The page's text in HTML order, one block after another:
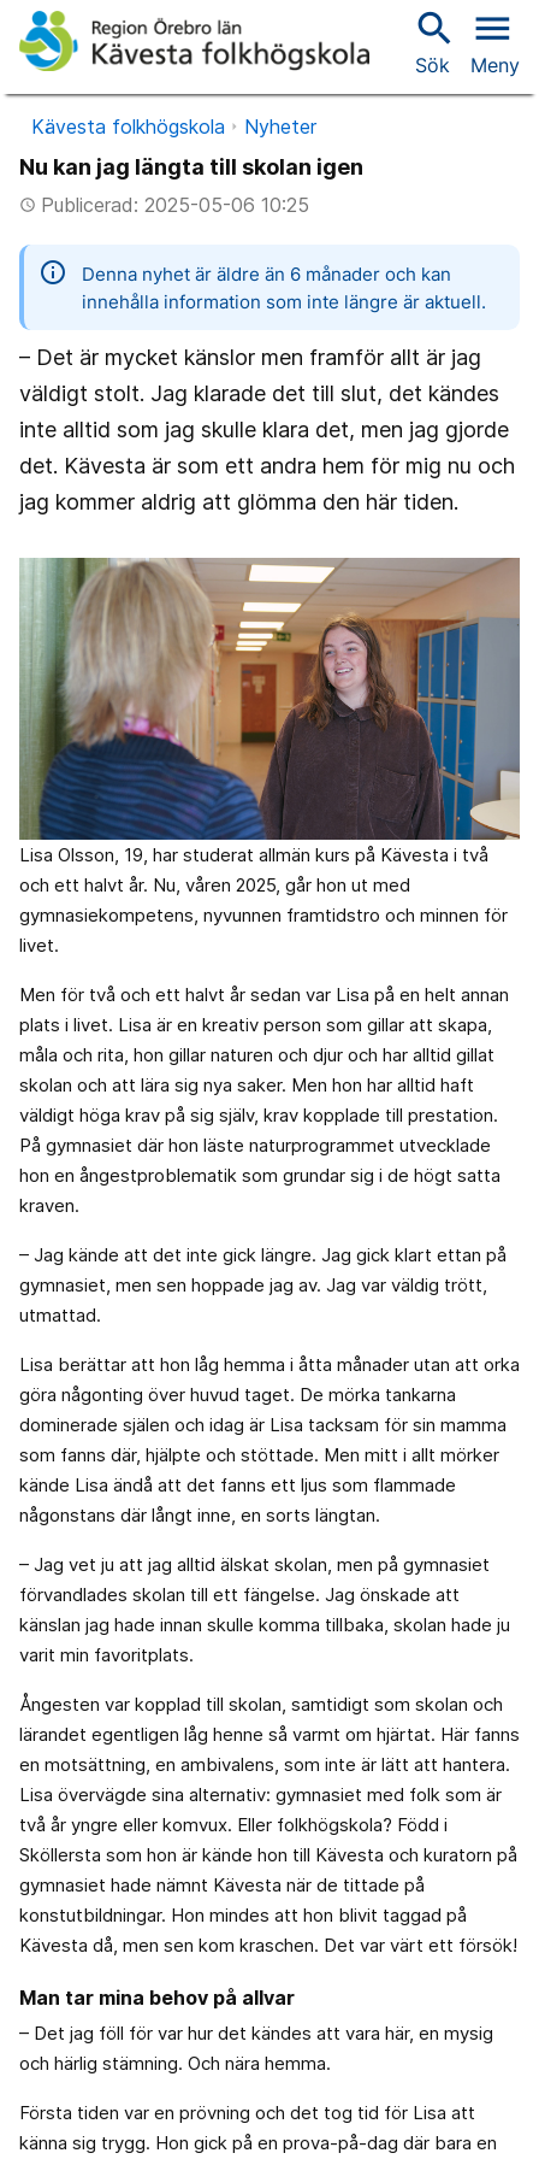
search
Sök
menu
Meny
Kävesta folkhögskola Nyheter
Nu kan jag längta till skolan igen
access_timePublicerad: 2025-05-06 10:25
information
Denna nyhet är äldre än 6 månader och kan
innehålla information som inte längre är aktuell.
– Det är mycket känslor men framför allt är jag
väldigt stolt. Jag klarade det till slut, det kändes
inte alltid som jag skulle klara det, men jag gjorde
det. Kävesta är som ett andra hem för mig nu och
jag kommer aldrig att glömma den här tiden.
Lisa Olsson, 19, har studerat allmän kurs på Kävesta i två
och ett halvt år. Nu, våren 2025, går hon ut med
gymnasiekompetens, nyvunnen framtidstro och minnen för
livet.
Men för två och ett halvt år sedan var Lisa på en helt annan
plats i livet. Lisa är en kreativ person som gillar att skapa,
måla och rita, hon gillar naturen och djur och har alltid gillat
skolan och att lära sig nya saker. Men hon har alltid haft
väldigt höga krav på sig själv, krav kopplade till prestation.
På gymnasiet där hon läste naturprogrammet utvecklade
hon en ångestproblematik som grundar sig i de högt satta
kraven.
– Jag kände att det inte gick längre. Jag gick klart ettan på
gymnasiet, men sen hoppade jag av. Jag var väldig trött,
utmattad.
Lisa berättar att hon låg hemma i åtta månader utan att orka
göra någonting över huvud taget. De mörka tankarna
dominerade själen och idag är Lisa tacksam för sin mamma
som fanns där, hjälpte och stöttade. Men mitt i allt mörker
kände Lisa ändå att det fanns ett ljus som flammade
någonstans där långt inne, en sorts längtan.
– Jag vet ju att jag alltid älskat skolan, men på gymnasiet
förvandlades skolan till ett fängelse. Jag önskade att
känslan jag hade innan skulle komma tillbaka, skolan hade ju
varit min favoritplats.
Ångesten var kopplad till skolan, samtidigt som skolan och
lärandet egentligen låg henne så varmt om hjärtat. Här fanns
en motsättning, en ambivalens, som inte är lätt att hantera.
Lisa övervägde sina alternativ: gymnasiet med folk som är
två år yngre eller komvux. Eller folkhögskola? Född i
Sköllersta som hon är kände hon till Kävesta och kuratorn på
gymnasiet hade nämnt Kävesta när de tittade på
konstutbildningar. Hon mindes att hon blivit taggad på
Kävesta då, men sen kom kraschen. Det var värt ett försök!
Man tar mina behov på allvar
– Det jag föll för var hur det kändes att vara här, en mysig
och härlig stämning. Och nära hemma.
Första tiden var en prövning och det tog tid för Lisa att
känna sig trygg. Hon gick på en prova-på-dag där bara en